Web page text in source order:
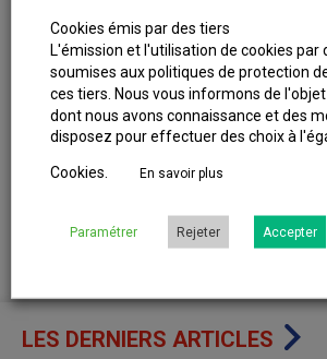
PARTAGER CET ARTICLE
LES DERNIERS ARTICLES
Cookies émis par des tiers
L'émission et l'utilisation de cookies par
soumises aux politiques de protection
ces tiers. Nous vous informons de
dont nous avons connaissance et des
disposez pour effectuer des choix à
Cookies. En savoir plus
Paramétrer Rejeter Accepter